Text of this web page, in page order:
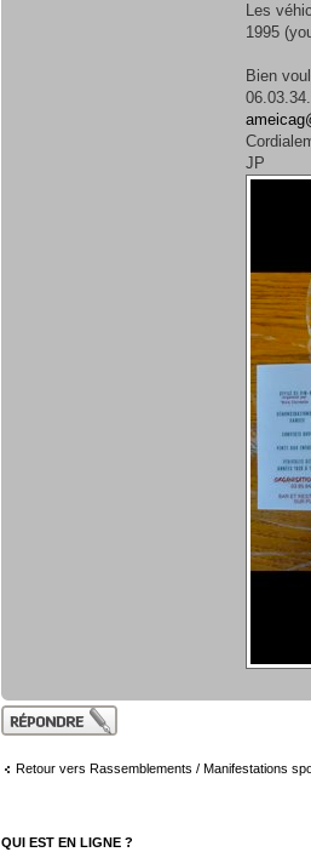
Les
1995
Bien
JP
Publier une
réponse
Retour vers Rassemblements / Manifestations
QUI EST EN LIGNE ?